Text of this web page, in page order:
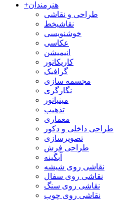
+هنرمندان
طراحی و نقاشی
نقاشیخط
خوشنویسی
عکاسی
انیمیشن
کاریکاتور
گرافیک
مجسمه سازی
نگارگری
مینیاتور
تذهیب
معماری
طراحی داخلی و دکور
تصویرسازی
طراحی فرش
آبگینه
نقاشی روی شیشه
نقاشی روی سفال
نقاشی روی سنگ
نقاشی روی چوب